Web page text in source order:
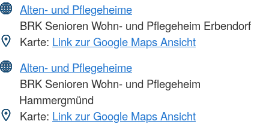
Alten- und Pflegeheime
BRK Senioren Wohn- und Pflegeheim Erbendorf
Karte: Link zur Google Maps Ansicht
Alten- und Pflegeheime
BRK Senioren Wohn- und Pflegeheim
Hammergmünd
Karte: Link zur Google Maps Ansicht